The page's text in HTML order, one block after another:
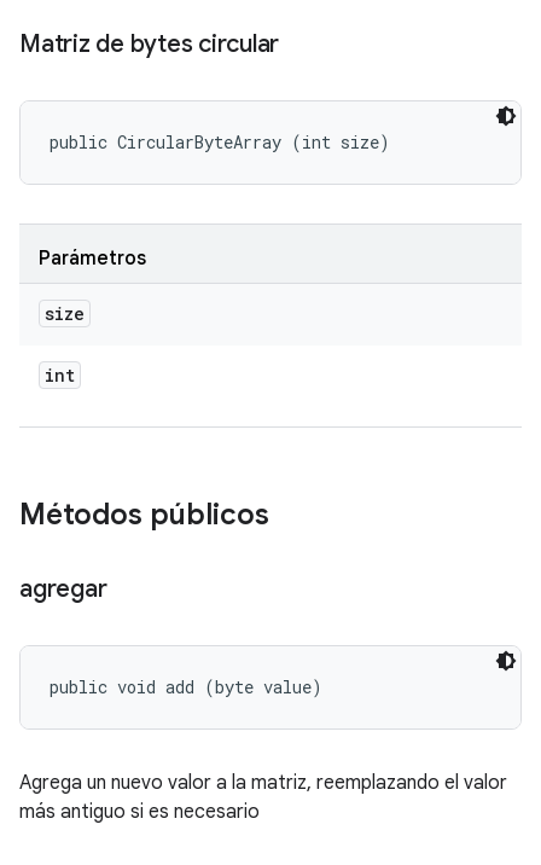
Matriz de bytes circular
public CircularByteArray (int size)
Parámetros
size
int
Métodos públicos
agregar
public void add (byte value)
Agrega un nuevo valor a la matriz, reemplazando el valor
más antiguo si es necesario